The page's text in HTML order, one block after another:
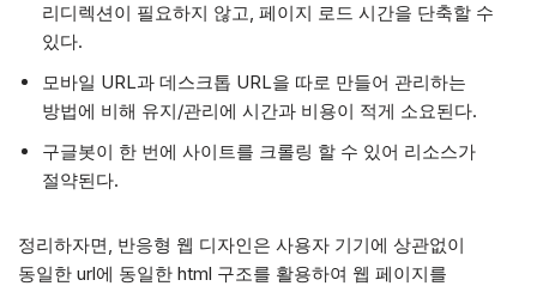
리디렉션이 필요하지 않고, 페이지 로드 시간을 단축할 수
있다.
모바일 URL과 데스크톱 URL을 따로 만들어 관리하는
방법에 비해 유지/관리에 시간과 비용이 적게 소요된다.
구글봇이 한 번에 사이트를 크롤링 할 수 있어 리소스가
절약된다.
정리하자면, 반응형 웹 디자인은 사용자 기기에 상관없이
동일한 url에 동일한 html 구조를 활용하여 웹 페이지를